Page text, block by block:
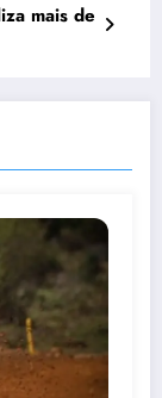
mais de